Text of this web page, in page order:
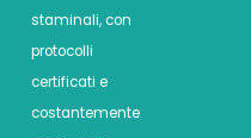
staminali, con
protocolli
certificati e
costantemente